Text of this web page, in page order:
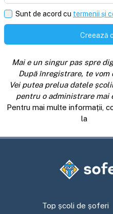
Sunt de acord cu termenii și
Creează
Mai e un singur pas spre
După înregistrare, te
Vei putea prelua datele
pentru o administrare mai
Pentru mai multe informații,
la
Top școli de șoferi